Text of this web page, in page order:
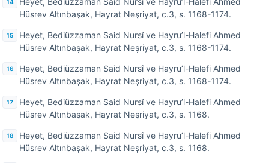
Hüsrev Altınbaşak, Hayrat Neşriyat, c.3, s. 1168-1174.
Heyet, Bediüzzaman Said Nursî ve Hayru’l-Halefi Ahmed
Hüsrev Altınbaşak, Hayrat Neşriyat, c.3, s. 1168-1174.
Heyet, Bediüzzaman Said Nursî ve Hayru’l-Halefi Ahmed
Hüsrev Altınbaşak, Hayrat Neşriyat, c.3, s. 1168-1174.
Heyet, Bediüzzaman Said Nursî ve Hayru’l-Halefi Ahmed
Hüsrev Altınbaşak, Hayrat Neşriyat, c.3, s. 1168.
Heyet, Bediüzzaman Said Nursî ve Hayru’l-Halefi Ahmed
Hüsrev Altınbaşak, Hayrat Neşriyat, c.3, s. 1168.